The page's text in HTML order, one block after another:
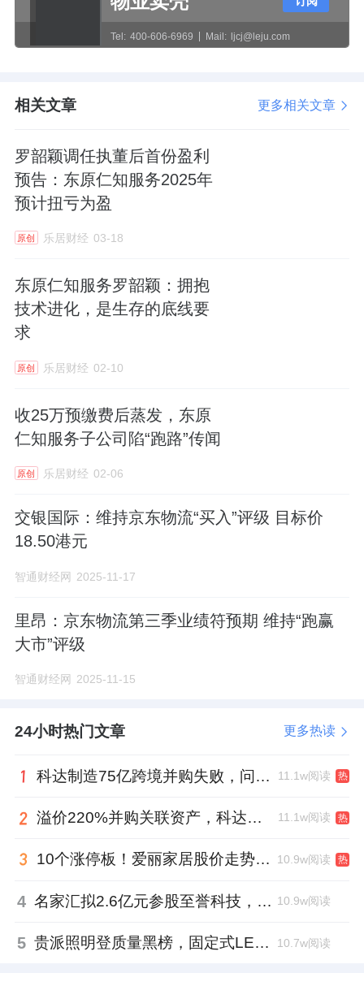
同月，日本东急物业管理株式会社到访上海，
围绕AI物联网、智慧清洁等领域与东原仁知展
在2026年初的战略会上，罗韶颖曾放话：“如果
技术进化，是生存的底线要求。”
听起来很有魄力，但回到现实，基本面仍有不
少硬骨头要啃。
物业城市服务依然是东原仁知的绝对支柱，
2025年该板块收益约11.38亿元，占总收益的
74.6%，同比增长6.6%。
而大健康综合服务收益同比下降3.5%至1.37亿
至于被寄予厚望的“国际定制服务”——目前主
要涵盖数字化及智能化技术服务（含智慧清
务中，2025年收益仅约3460万元，同比暴跌
67.6%。
出海的故事还停留在签约阶段，距离规模化创
收尚有不小距离，2026年能否打开新局面，仍
有待观察。
题。
从2024年亏损6690万元到2025年盈利2780万
元的“V型反弹”，很大程度上依赖减值计提的大
伤。
出海虽然打开了想象空间，但尚处投入期；外
Tel: 400-606-6969 Mail: ljcj@leju.com
相关文章 更多相关文章
罗韶颖调任执董后首份盈利
预告：东原仁知服务2025年
预计扭亏为盈
原创 乐居财经 03-18
东原仁知服务罗韶颖：拥抱
技术进化，是生存的底线要
求
原创 乐居财经 02-10
收25万预缴费后蒸发，东原
仁知服务子公司陷“跑路”传闻
原创 乐居财经 02-06
交银国际：维持京东物流“买入”评级 目标价
18.50港元
智通财经网 2025-11-17
里昂：京东物流第三季业绩符预期 维持“跑赢
大市”评级
智通财经网 2025-11-15
24小时热门文章 更多热读
科达制造75亿跨境并购失败，问题出在哪一关？ 11.1w阅读 热
溢价220%并购关联资产，科达制造近75亿元重组被否 11.1w阅读 热
10个涨停板！爱丽家居股价走势有点狂 10.9w阅读 热
4 名家汇拟2.6亿元参股至誉科技，跨界布局工业级固态存储 10.9w阅读
5 贵派照明登质量黑榜，固定式LED灯具抽检不合格 10.7w阅读